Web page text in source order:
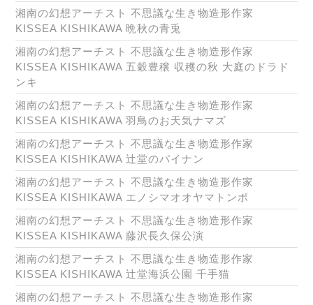
湘南の幻想アーチスト 不思議な生き物造形作家
KISSEA KISHIKAWA 晩秋の青兎
湘南の幻想アーチスト 不思議な生き物造形作家
KISSEA KISHIKAWA 五穀豊穣 収穫の秋 大庭のドラド
ンキ
湘南の幻想アーチスト 不思議な生き物造形作家
KISSEA KISHIKAWA 羽鳥のお天気ナマズ
湘南の幻想アーチスト 不思議な生き物造形作家
KISSEA KISHIKAWA 辻堂のパイナン
湘南の幻想アーチスト 不思議な生き物造形作家
KISSEA KISHIKAWA エノシマオオヤマトンボ
湘南の幻想アーチスト 不思議な生き物造形作家
KISSEA KISHIKAWA 藤沢長久保公演
湘南の幻想アーチスト 不思議な生き物造形作家
KISSEA KISHIKAWA 辻堂海浜公園 千手猫
湘南の幻想アーチスト 不思議な生き物造形作家